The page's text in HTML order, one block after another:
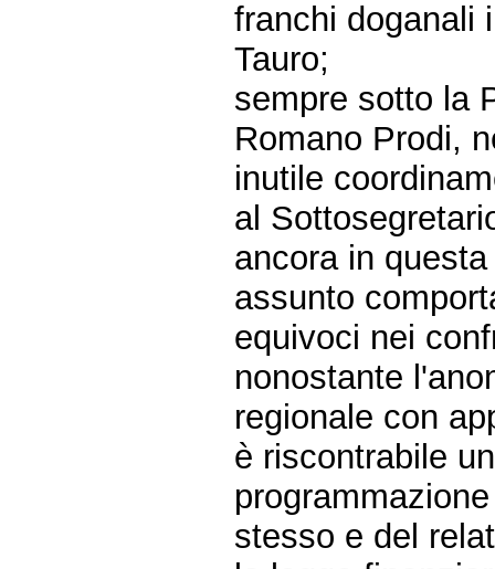
franchi doganali
Tauro;
sempre sotto la
Romano Prodi,
inutile
al
ancora in
assunto
equivoci nei
nonostante
regionale con
è riscontrabile
stesso e del